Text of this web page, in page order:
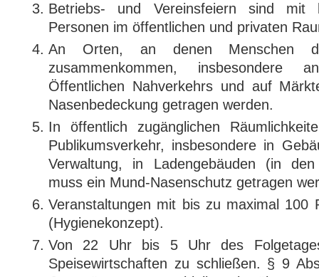
Betriebs- und Vereinsfeiern sind
Personen im öffentlichen und privaten
An Orten, an denen Menschen
zusammenkommen, insbesondere
Öffentlichen Nahverkehrs und auf
Nasenbedeckung getragen werden.
In öffentlich zugänglichen
Publikumsverkehr, insbesondere in
Verwaltung, in Ladengebäuden (in
muss ein Mund-Nasenschutz getragen
Veranstaltungen mit bis zu maximal 100
(Hygienekonzept).
Von 22 Uhr bis 5 Uhr des
Speisewirtschaften zu schließen. § 9